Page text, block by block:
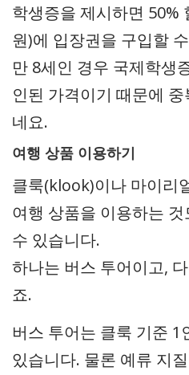
학생증을 제시하면 50%
원)에 입장권을 구입할
만 8세인 경우 국제학생
인된 가격이기 때문에
네요.
여행 상품 이용하기
클룩(klook)이나 마이리
여행 상품을 이용하는
수 있습니다.
하나는 버스 투어이고,
죠.
버스 투어는 클룩 기준 1
있습니다. 물론 예류 지